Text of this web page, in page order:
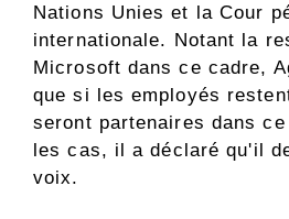
Nations Unies et la Cour
internationale. Notant la
Microsoft dans ce cadre,
que si les employés
seront partenaires dans
les cas, il a déclaré qu'il
voix.